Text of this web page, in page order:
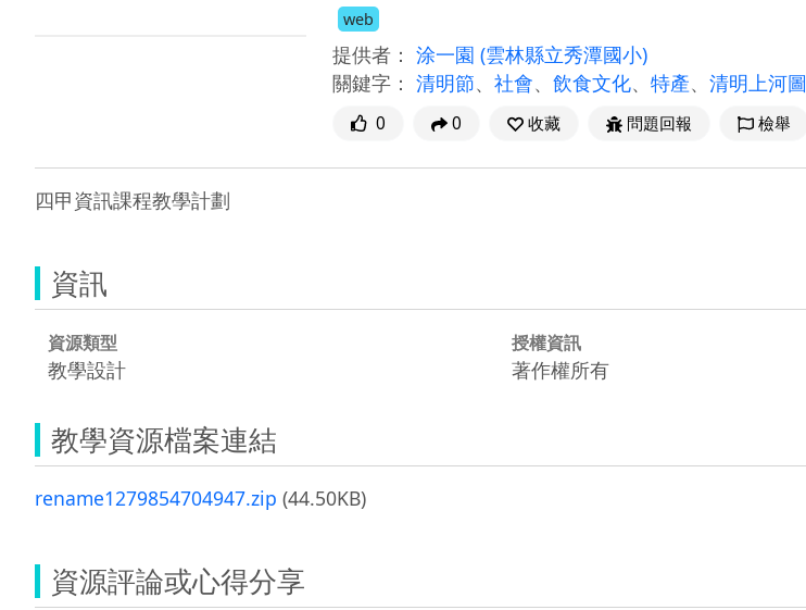
web
提供者： 涂一園 (雲林縣立秀潭國小)
關鍵字： 清明節、 社會、 飲食文化、 特產、 清明上河圖
0 0 收藏 問題回報 檢舉
四甲資訊課程教學計劃
資訊
資源類型
教學設計
授權資訊
著作權所有
教學資源檔案連結
rename1279854704947.zip (44.50KB)
資源評論或心得分享